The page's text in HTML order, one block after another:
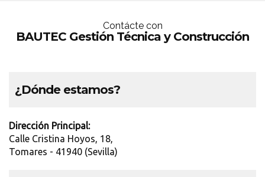
Contácte con
BAUTEC Gestión Técnica y Construcción
¿Dónde estamos?
Dirección Principal:
Calle Cristina Hoyos, 18,
Tomares - 41940 (Sevilla)